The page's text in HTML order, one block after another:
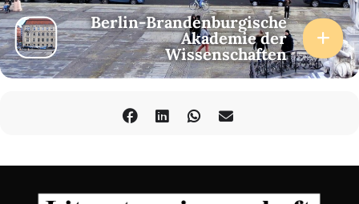
Berlin-Brandenburgische
Akademie der
Wissenschaften